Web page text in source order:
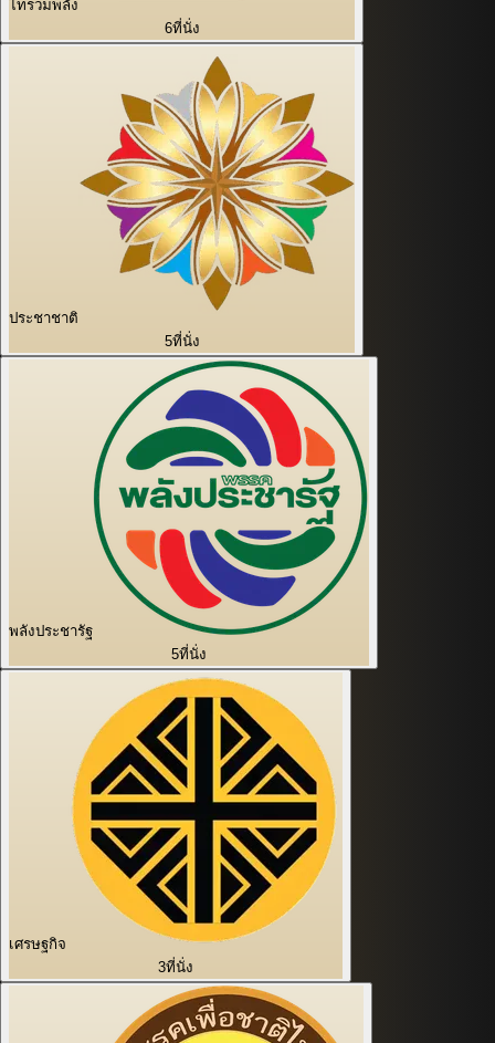
ไทรวมพลัง
6ที่นั่ง
ประชาชาติ
5ที่นั่ง
พลังประชารัฐ
5ที่นั่ง
เศรษฐกิจ
3ที่นั่ง